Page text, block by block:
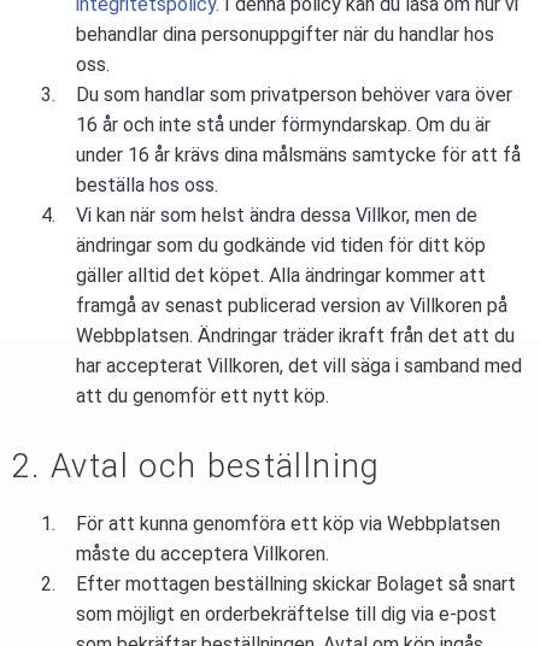
behandlar dina personuppgifter när du handlar hos
oss.
Du som handlar som privatperson behöver vara över
16 år och inte stå under förmyndarskap. Om du är
under 16 år krävs dina målsmäns samtycke för att få
beställa hos oss.
Vi kan när som helst ändra dessa Villkor, men de
ändringar som du godkände vid tiden för ditt köp
gäller alltid det köpet. Alla ändringar kommer att
framgå av senast publicerad version av Villkoren på
Webbplatsen. Ändringar träder ikraft från det att du
har accepterat Villkoren, det vill säga i samband med
att du genomför ett nytt köp.
2. Avtal och beställning
För att kunna genomföra ett köp via Webbplatsen
måste du acceptera Villkoren.
Efter mottagen beställning skickar Bolaget så snart
som möjligt en orderbekräftelse till dig via e-post